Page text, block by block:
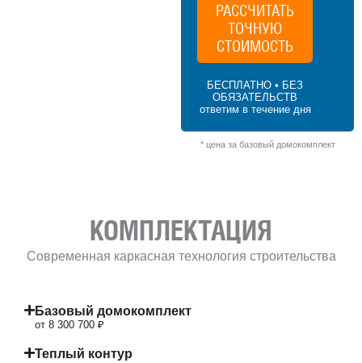
РАССЧИТАТЬ
ТОЧНУЮ
СТОИМОСТЬ
БЕСПЛАТНО • БЕЗ
ОБЯЗАТЕЛЬСТВ
ответим в течение дня
* цена за базовый домокомплект
КОМПЛЕКТАЦИЯ
Современная каркасная технология строительства
Базовый домокомплект
от 8 300 700 ₽
Теплый контур